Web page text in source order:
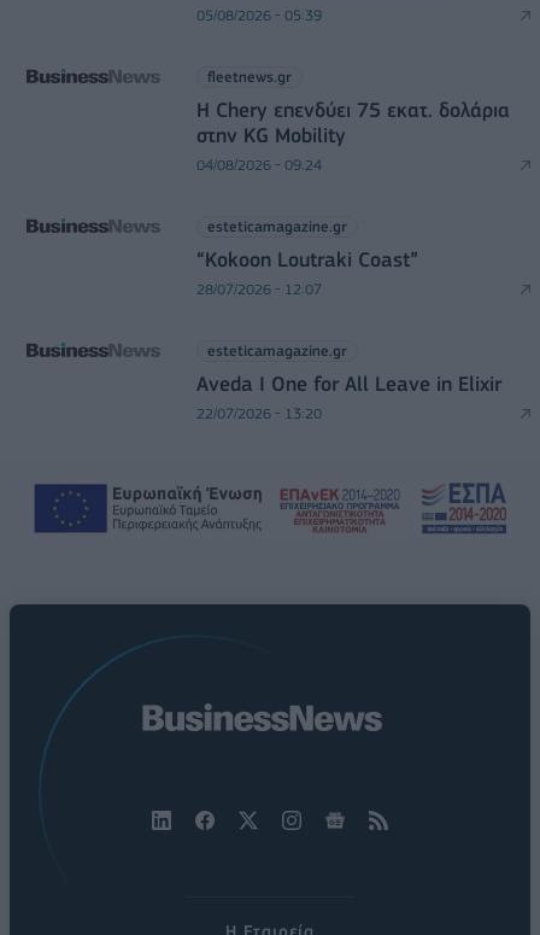
05/08/2026 - 05:39
fleetnews.gr
Η Chery επενδύει 75 εκατ. δολάρια
στην KG Mobility
04/08/2026 - 09:24
esteticamagazine.gr
“Kokoon Loutraki Coast”
28/07/2026 - 12:07
esteticamagazine.gr
Aveda I One for All Leave in Elixir
22/07/2026 - 13:20